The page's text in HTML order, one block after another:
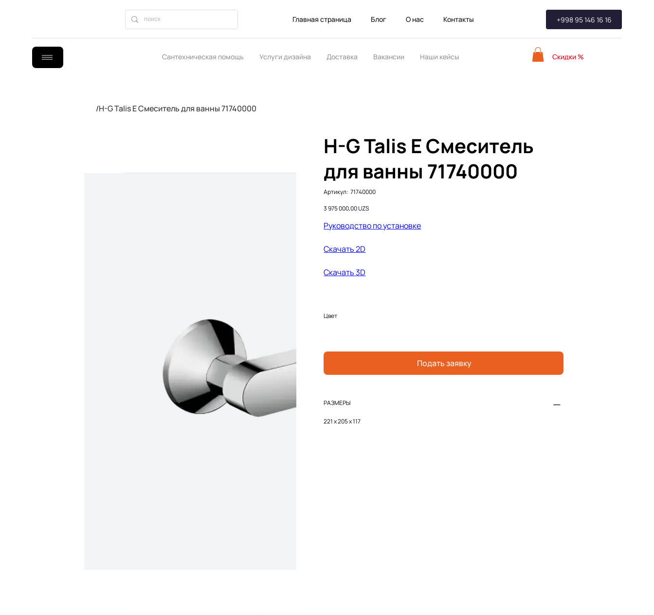
Главная страница Блог О нас Контакты +998 95 146 16 16
Сантехническая помощь Услуги дизайна Доставка Вакансии Наши кейсы Скидки %
/H-G Talis E Смеситель для ванны 71740000
H-G Talis E Смеситель
для ванны 71740000
Артикул: Артикул:
71740000
71740000
Цена
3 975 000,00 UZS
Руководство по установке
Скачать 2D
Cкачать 3D
Цвет
Подать заявку
РАЗМЕРЫ
221 x 205 x 117